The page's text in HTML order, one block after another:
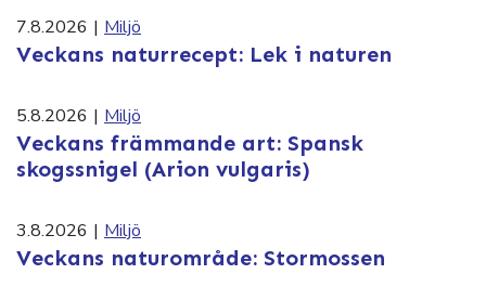
7.8.2026 | Miljö
Veckans naturrecept: Lek i naturen
5.8.2026 | Miljö
Veckans främmande art: Spansk
skogssnigel (Arion vulgaris)
3.8.2026 | Miljö
Veckans naturområde: Stormossen